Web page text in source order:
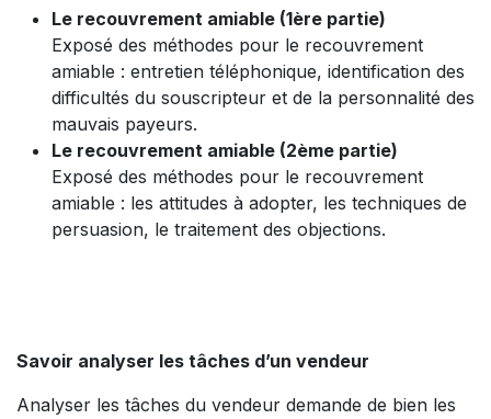
Le recouvrement amiable (1ère partie)
Exposé des méthodes pour le recouvrement
amiable : entretien téléphonique, identification des
difficultés du souscripteur et de la personnalité des
mauvais payeurs.
Le recouvrement amiable (2ème partie)
Exposé des méthodes pour le recouvrement
amiable : les attitudes à adopter, les techniques de
persuasion, le traitement des objections.
Savoir analyser les tâches d’un vendeur
Analyser les tâches du vendeur demande de bien les